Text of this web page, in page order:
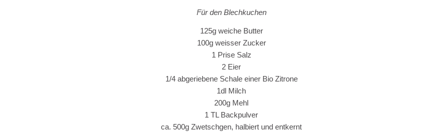
Für den Blechkuchen
125g weiche Butter
100g weisser Zucker
1 Prise Salz
2 Eier
1/4 abgeriebene Schale einer Bio Zitrone
1dl Milch
200g Mehl
1 TL Backpulver
ca. 500g Zwetschgen, halbiert und entkernt